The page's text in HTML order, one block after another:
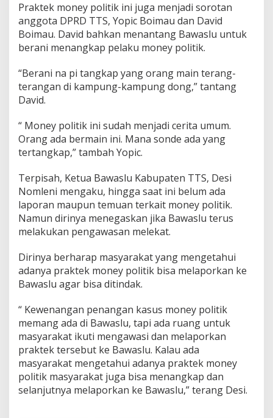
Praktek money politik ini juga menjadi sorotan
anggota DPRD TTS, Yopic Boimau dan David
Boimau. David bahkan menantang Bawaslu untuk
berani menangkap pelaku money politik.
“Berani na pi tangkap yang orang main terang-
terangan di kampung-kampung dong,” tantang
David.
“ Money politik ini sudah menjadi cerita umum.
Orang ada bermain ini. Mana sonde ada yang
tertangkap,” tambah Yopic.
Terpisah, Ketua Bawaslu Kabupaten TTS, Desi
Nomleni mengaku, hingga saat ini belum ada
laporan maupun temuan terkait money politik.
Namun dirinya menegaskan jika Bawaslu terus
melakukan pengawasan melekat.
Dirinya berharap masyarakat yang mengetahui
adanya praktek money politik bisa melaporkan ke
Bawaslu agar bisa ditindak.
“ Kewenangan penangan kasus money politik
memang ada di Bawaslu, tapi ada ruang untuk
masyarakat ikuti mengawasi dan melaporkan
praktek tersebut ke Bawaslu. Kalau ada
masyarakat mengetahui adanya praktek money
politik masyarakat juga bisa menangkap dan
selanjutnya melaporkan ke Bawaslu,” terang Desi.